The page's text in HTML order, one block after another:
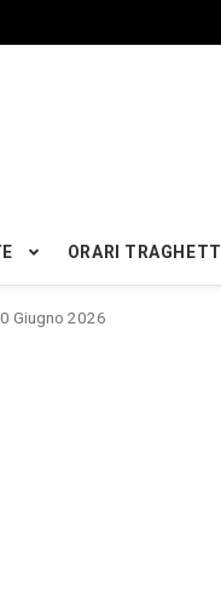
ORARI TRAGHETTI
Giugno 2026